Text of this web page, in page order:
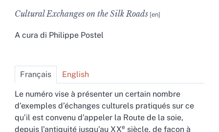
Cultural Exchanges on the Silk Roads
A cura di Philippe Postel
Français English
Le numéro vise à présenter un certain nombre
d’exemples d’échanges culturels pratiqués sur ce
qu’il est convenu d’appeler la Route de la soie,
depuis l’antiquité jusqu’au XXe siècle, de façon à